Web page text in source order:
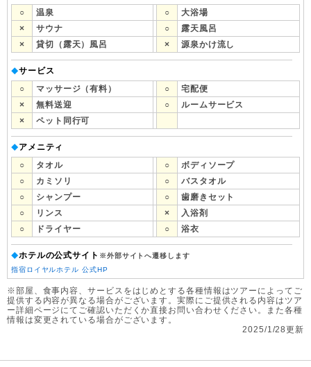
○
温泉 ○
大浴場
×
サウナ ○
露天風呂
×
貸切（露天）風呂 × 源泉かけ流し
◆サービス
○
マッサージ（有料） ○
宅配便
×
無料送迎 ○
ルームサービス
×
ペット同行可
◆アメニティ
○
タオル ○
ボディソープ
○
カミソリ ○
バスタオル
○
シャンプー ○
歯磨きセット
○
リンス ×
入浴剤
○
ドライヤー ○ 浴衣
◆ホテルの公式サイト ※外部サイトへ遷移します
指宿ロイヤルホテル 公式HP
※部屋、食事内容、サービスをはじめとする各種情報はツアーによってご
提供する内容が異なる場合がございます。実際にご提供される内容はツア
ー詳細ページにてご確認いただくか直接お問い合わせください。また各種
情報は変更されている場合がございます。
2025/1/28更新